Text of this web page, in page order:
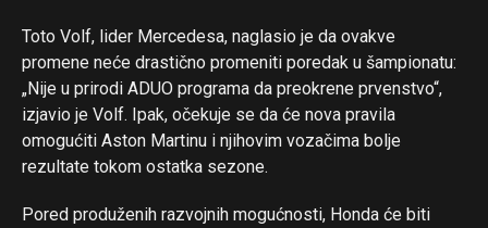
Toto Volf, lider Mercedesa, naglasio je da ovakve
promene neće drastično promeniti poredak u šampionatu:
„Nije u prirodi ADUO programa da preokrene prvenstvo“,
izjavio je Volf. Ipak, očekuje se da će nova pravila
omogućiti Aston Martinu i njihovim vozačima bolje
rezultate tokom ostatka sezone.
Pored produženih razvojnih mogućnosti, Honda će biti